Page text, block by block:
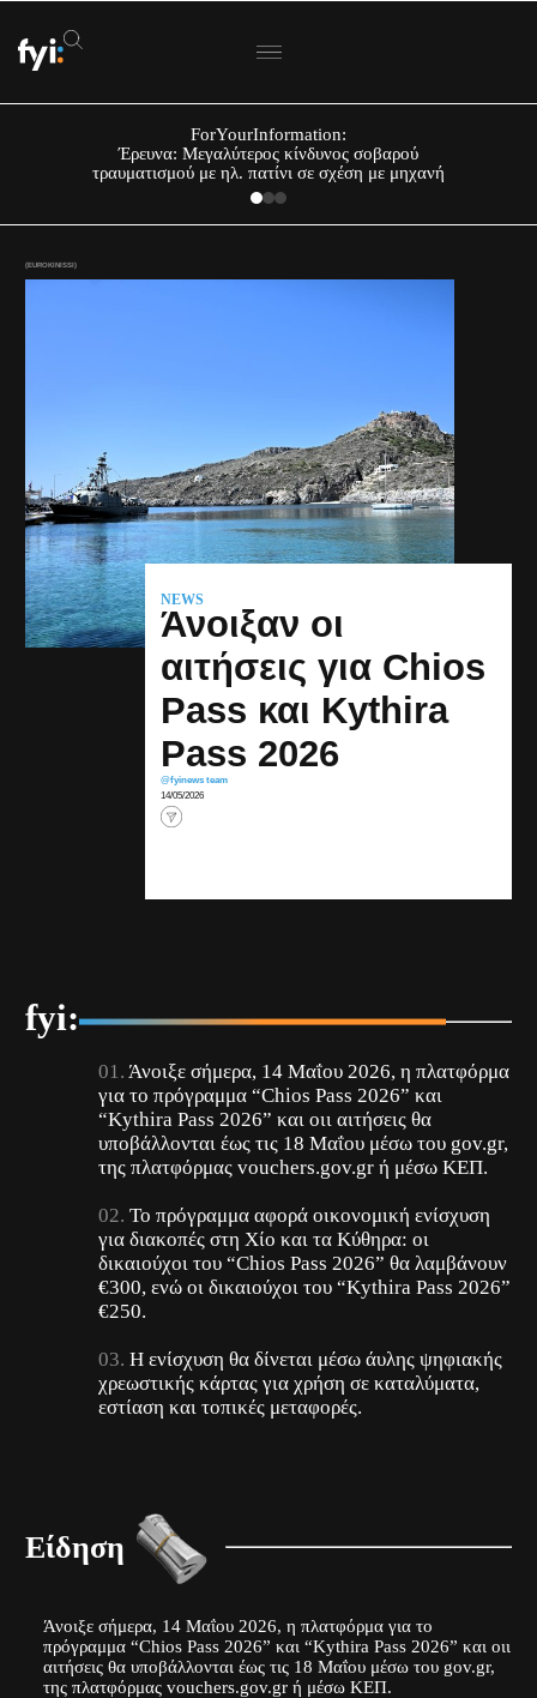
ForYourInformation:
Έρευνα: Μεγαλύτερος κίνδυνος σοβαρού
τραυματισμού με ηλ. πατίνι σε σχέση με μηχανή
(EUROKINISSI)
NEWS
Άνοιξαν οι
αιτήσεις για Chios
Pass και Kythira
Pass 2026
@fyinews team
14/05/2026
fyi:
Άνοιξε σήμερα, 14 Μαΐου 2026, η πλατφόρμα
για το πρόγραμμα “Chios Pass 2026” και
“Kythira Pass 2026” και οιι αιτήσεις θα
υποβάλλονται έως τις 18 Μαΐου μέσω του gov.gr,
της πλατφόρμας vouchers.gov.gr ή μέσω ΚΕΠ.
Το πρόγραμμα αφορά οικονομική ενίσχυση
για διακοπές στη Χίο και τα Κύθηρα: οι
δικαιούχοι του “Chios Pass 2026” θα λαμβάνουν
€300, ενώ οι δικαιούχοι του “Kythira Pass 2026”
€250.
Η ενίσχυση θα δίνεται μέσω άυλης ψηφιακής
χρεωστικής κάρτας για χρήση σε καταλύματα,
εστίαση και τοπικές μεταφορές.
Είδηση
Άνοιξε σήμερα, 14 Μαΐου 2026, η πλατφόρμα για το
πρόγραμμα “Chios Pass 2026” και “Kythira Pass 2026” και οιι
αιτήσεις θα υποβάλλονται έως τις 18 Μαΐου μέσω του gov.gr,
της πλατφόρμας vouchers.gov.gr ή μέσω ΚΕΠ.